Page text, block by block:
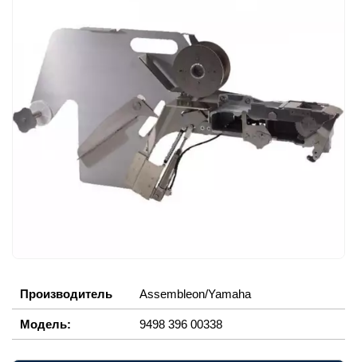
Производитель Assembleon/Yamaha
Модель: 9498 396 00338